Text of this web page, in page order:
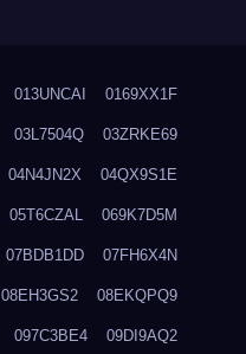
013UNCAI 0169XX1F
03L7504Q 03ZRKE69
04N4JN2X 04QX9S1E
05T6CZAL 069K7D5M
07BDB1DD 07FH6X4N
08EH3GS2 08EKQPQ9
097C3BE4 09DI9AQ2